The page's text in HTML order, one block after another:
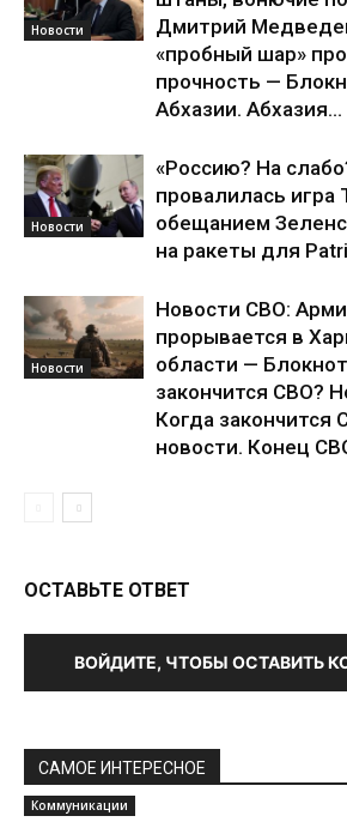
Новости
Дмитрий
«пробный шар»
прочность —
Абхазии. Абхазия...
Новости
«Россию? На
провалилась игра
обещанием
на ракеты для
Новости
Новости СВО:
прорывается в
области —
закончится СВО?
Когда закончится
новости. Конец
ОСТАВЬТЕ ОТВЕТ
ВОЙДИТЕ, ЧТОБЫ ОСТАВИТЬ
САМОЕ ИНТЕРЕСНОЕ
Коммуникации